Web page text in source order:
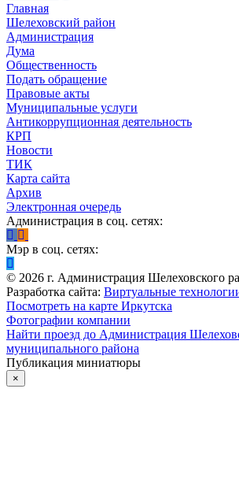
Главная
Шелеховский район
Администрация
Дума
Общественность
Подать обращение
Правовые акты
Муниципальные услуги
Антикоррупционная деятельность
КРП
Новости
ТИК
Карта сайта
Архив
Электронная очередь
Администрация в соц. сетях:
Мэр в соц. сетях:
© 2026 г. Администрация Шелеховского
Разработка сайта: Виртуальные
Посмотреть на карте Иркутска
Фотографии компании
Найти проезд до Администрация
муниципального района
Публикация миниатюры
×